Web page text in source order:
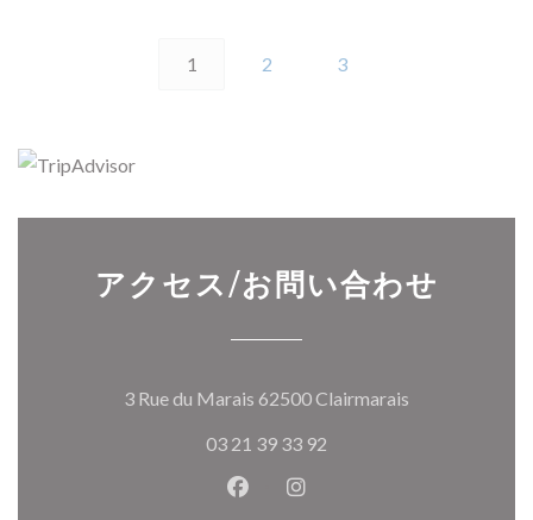
1 2 3
アクセス/お問い合わせ
3 Rue du Marais 62500 Clairmarais
03 21 39 33 92
Facebook ((新しいウィンドウ
Instagram ((新しいウィ